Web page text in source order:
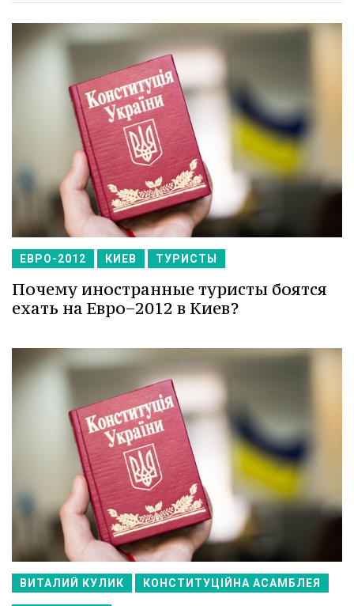
ЕВРО-2012 КИЕВ ТУРИСТЫ
Почему иностранные туристы боятся
ехать на Евро−2012 в Киев?
ВИТАЛИЙ КУЛИК КОНСТИТУЦІЙНА АСАМБЛЕЯ